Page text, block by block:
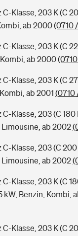
Klasse, 203 K (C
ab 2000(0710
Klasse, 203 K (C
ab 2000
Klasse, 203 K (C
ab 2001 (0710
Klasse, 203 (C 180
Limousine, ab 2002
Klasse, 203 (C 200
Limousine, ab 2002
Klasse, 203 K (C
kW, Benzin, Kombi,
Klasse, 203 K (C